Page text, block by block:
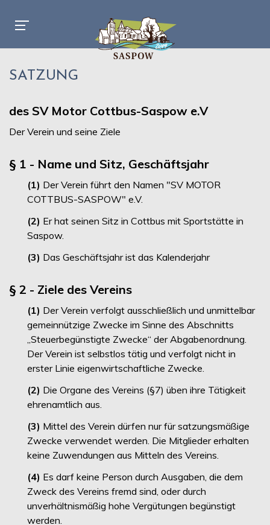
SATZUNG
des SV Motor Cottbus-Saspow e.V
Der Verein und seine Ziele
§ 1 - Name und Sitz, Geschäftsjahr
(1) Der Verein führt den Namen "SV MOTOR
COTTBUS-SASPOW" e.V.
(2) Er hat seinen Sitz in Cottbus mit Sportstätte in
Saspow.
(3) Das Geschäftsjahr ist das Kalenderjahr
§ 2 - Ziele des Vereins
(1) Der Verein verfolgt ausschließlich und unmittelbar
gemeinnützige Zwecke im Sinne des Abschnitts
„Steuerbegünstigte Zwecke“ der Abgabenordnung.
Der Verein ist selbstlos tätig und verfolgt nicht in
erster Linie eigenwirtschaftliche Zwecke.
(2) Die Organe des Vereins (§7) üben ihre Tätigkeit
ehrenamtlich aus.
(3) Mittel des Verein dürfen nur für satzungsmäßige
Zwecke verwendet werden. Die Mitglieder erhalten
keine Zuwendungen aus Mitteln des Vereins.
(4) Es darf keine Person durch Ausgaben, die dem
Zweck des Vereins fremd sind, oder durch
unverhältnismäßig hohe Vergütungen begünstigt
werden.